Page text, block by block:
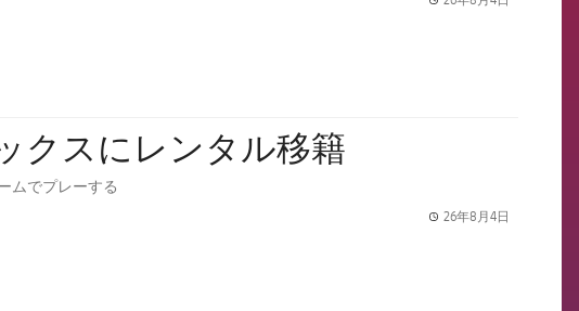
クスにレンタル移籍
ムでプレーする
26年8月4日